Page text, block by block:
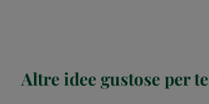
Altre idee gustose per te